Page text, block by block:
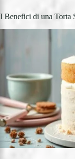
I Benefici di una Torta